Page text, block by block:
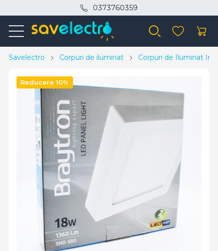
0373760359
Savelectro Corpuri de iluminat Corpuri de Iluminat
Reducere 10%